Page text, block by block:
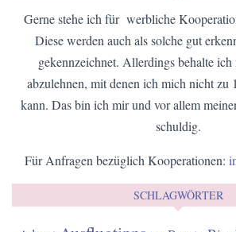
Gerne stehe ich für werbliche
Diese werden auch als solche gut
gekennzeichnet. Allerdings behalte
abzulehnen, mit denen ich mich nicht zu
kann. Das bin ich mir und vor allem
schuldig.
Für Anfragen bezüglich Kooperationen:
SCHLAGWÖRTER